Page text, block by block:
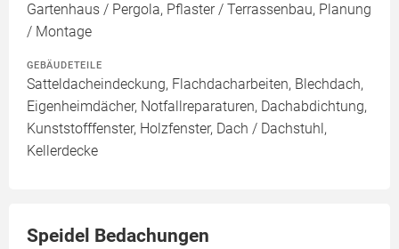
Gartenhaus / Pergola, Pflaster / Terrassenbau, Planung
/ Montage
GEBÄUDETEILE
Satteldacheindeckung, Flachdacharbeiten, Blechdach,
Eigenheimdächer, Notfallreparaturen, Dachabdichtung,
Kunststofffenster, Holzfenster, Dach / Dachstuhl,
Kellerdecke
Speidel Bedachungen